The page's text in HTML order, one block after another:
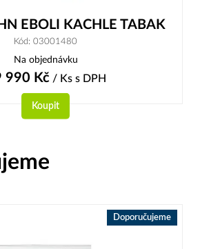
EBOLI KACHLE TABAK
Kód: 03001480
Na objednávku
990 Kč/ Ks s DPH
Koupit
Doporučujeme